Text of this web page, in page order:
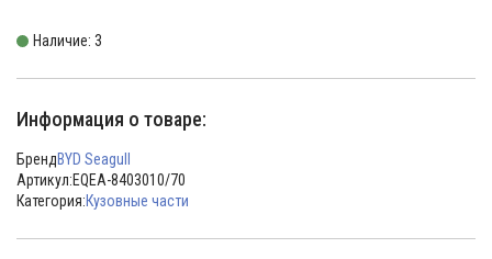
Наличие: 3
Информация о товаре:
БрендBYD Seagull
Артикул:EQEA-8403010/70
Категория:Кузовные части